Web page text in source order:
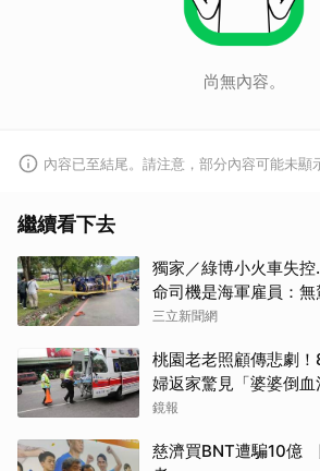
尚無內容。
內容已至結尾。請注意，部分內容可能未顯
繼續看下去
獨家／綠博小火車失
命司機是海軍雇員：
三立新聞網
桃園老老照顧傳悲劇
婦返家驚見「婆婆倒血
鏡報
慈濟買BNT遭騙10億